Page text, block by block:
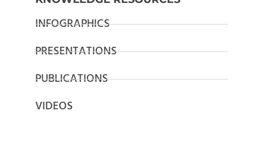
INFOGRAPHICS
PRESENTATIONS
PUBLICATIONS
VIDEOS